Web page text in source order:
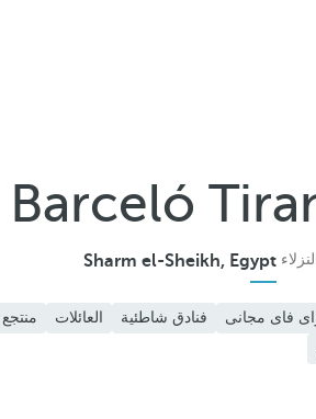
Barceló
Sharm el-Sheikh, Egypt
فاى مجانى فنادق شاطئية العائلات